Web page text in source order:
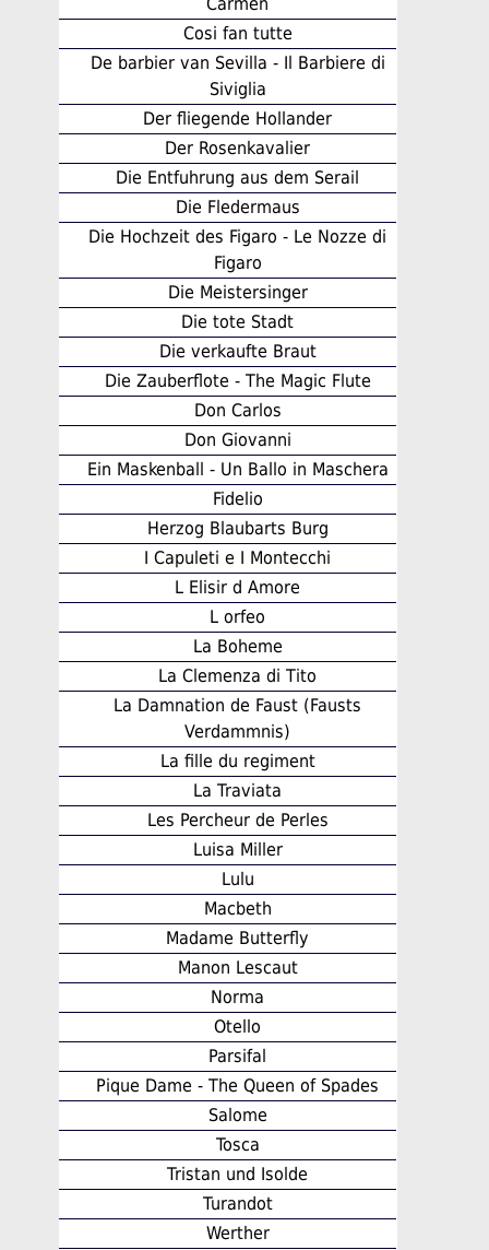
Cosi fan tutte
De barbier van Sevilla - Il Barbiere di
Siviglia
Der fliegende Hollander
Der Rosenkavalier
Die Entfuhrung aus dem Serail
Die Fledermaus
Die Hochzeit des Figaro - Le Nozze di
Figaro
Die Meistersinger
Die tote Stadt
Die verkaufte Braut
Die Zauberflote - The Magic Flute
Don Carlos
Don Giovanni
Ein Maskenball - Un Ballo in Maschera
Fidelio
Herzog Blaubarts Burg
I Capuleti e I Montecchi
L Elisir d Amore
L orfeo
La Boheme
La Clemenza di Tito
La Damnation de Faust (Fausts
Verdammnis)
La fille du regiment
La Traviata
Les Percheur de Perles
Luisa Miller
Lulu
Macbeth
Madame Butterfly
Manon Lescaut
Norma
Otello
Parsifal
Pique Dame - The Queen of Spades
Salome
Tosca
Tristan und Isolde
Turandot
Werther